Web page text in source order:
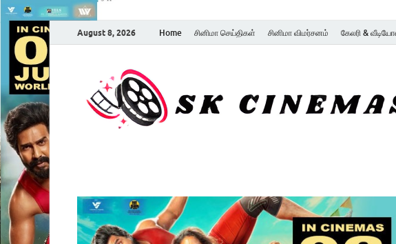
August 8, 2026 Home சினிமா செய்திகள் சினிமா விமர்சனம் கேலரி &